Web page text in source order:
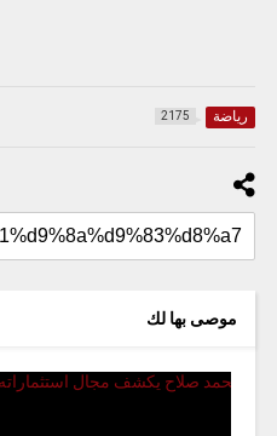
رياضة 2175
موصى بها لك